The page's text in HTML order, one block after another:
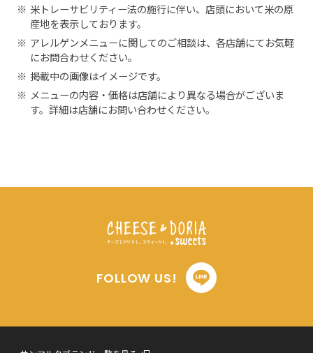
※ 米トレーサビリティー法の施行に伴い、店頭において米の原
産地を表示しております。
※ アレルゲンメニューに関してのご相談は、各店舗にてお気軽
にお問合わせください。
※ 掲載中の画像はイメージです。
※ メニューの内容・価格は店舗により異なる場合がございま
す。詳細は店舗にお問い合わせください。
FOLLOW US!